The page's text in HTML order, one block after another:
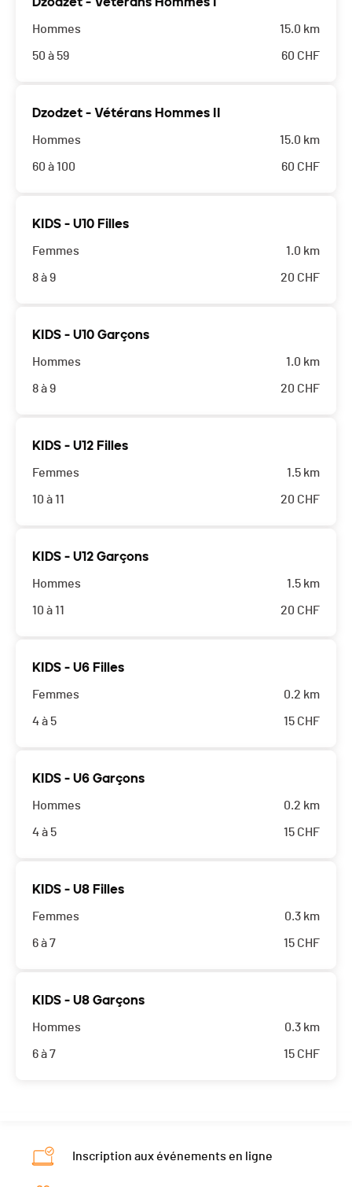
Hommes
50 à 59
15.0 km
60 CHF
Dzodzet - Vétérans Hommes II
Hommes
60 à 100
15.0 km
60 CHF
KIDS - U10 Filles
Femmes
8 à 9
1.0 km
20 CHF
KIDS - U10 Garçons
Hommes
8 à 9
1.0 km
20 CHF
KIDS - U12 Filles
Femmes
10 à 11
1.5 km
20 CHF
KIDS - U12 Garçons
Hommes
10 à 11
1.5 km
20 CHF
KIDS - U6 Filles
Femmes
4 à 5
0.2 km
15 CHF
KIDS - U6 Garçons
Hommes
4 à 5
0.2 km
15 CHF
KIDS - U8 Filles
Femmes
6 à 7
0.3 km
15 CHF
KIDS - U8 Garçons
Hommes
6 à 7
0.3 km
15 CHF
Inscription aux événements en ligne